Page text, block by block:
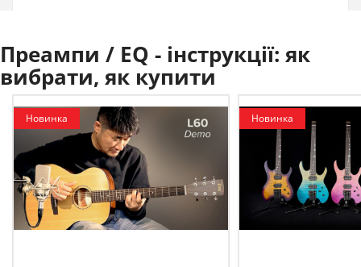
Преампи / EQ - інструкції: як
вибрати, як купити
Новинка Новинка